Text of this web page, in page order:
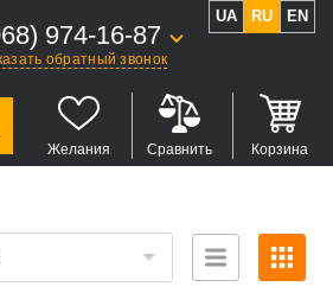
974-16-87
обратный звонок
UA RU EN
Желания Сравнить Корзина